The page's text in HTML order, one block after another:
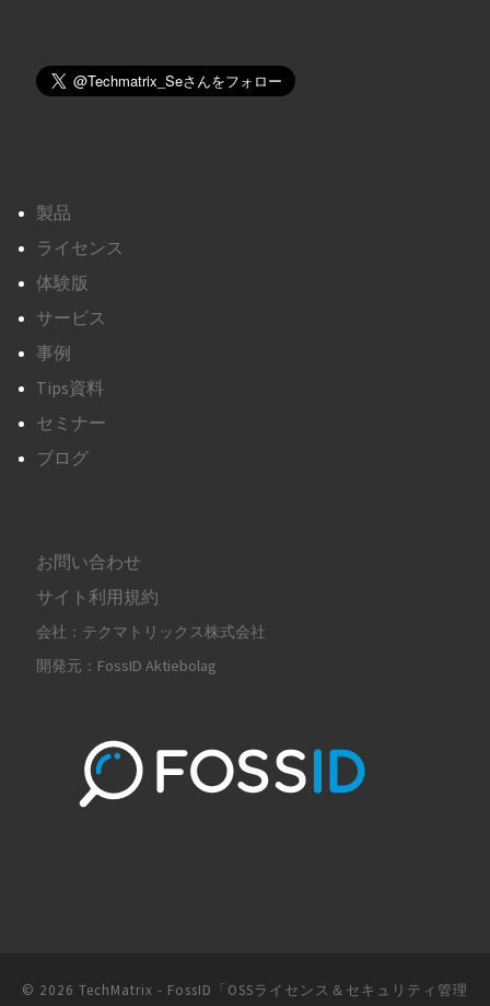
製品
ライセンス
体験版
サービス
事例
Tips資料
セミナー
ブログ
お問い合わせ
サイト利用規約
会社：テクマトリックス株式会社
開発元：FossID Aktiebolag
© 2026 TechMatrix - FossID「OSSライセンス＆セキュリティ管理